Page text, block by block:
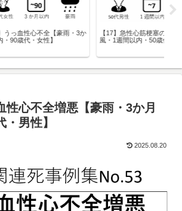
【豪雨・3か
】
【17】急性心筋梗塞の疑い【台
風・1週間以内・50歳代・男性】
性心不全増悪【豪雨・3か月
・男性】
2025.08.20